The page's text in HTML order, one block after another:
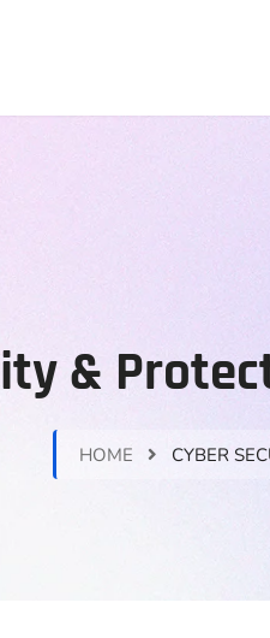
&
HOME CYBER